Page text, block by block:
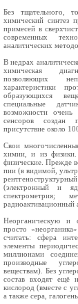
Без тщательного,
химический син­тез
примесей в
современных
аналитических
В недрах
хими­ческая
позволяющих
характеристи­ки
образующихся
специальные
возможности
сенсоров создан
присутствие около
Свои
химии, и из
физические. Прежде
пии (в видимой,
(электронный и
спектрометрия;
радиоактивационный
Неорганическую и
просто
считать: сфера
элемен­ты
миллионами
производные
веществам). Без
состав входят ещё
кислород (вместе с
а также сера,